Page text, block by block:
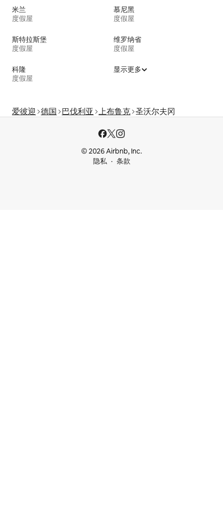
米兰
度假屋
慕尼黑
度假屋
斯特拉斯堡
度假屋
维罗纳省
度假屋
科隆
度假屋
显示更多
爱彼迎 德国 巴伐利亚 上布鲁克 圣沃尔夫冈
© 2026 Airbnb, Inc.
隐私
条款